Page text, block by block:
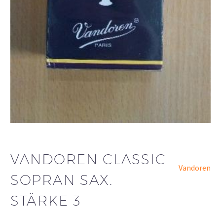
VANDOREN CLASSIC
SOPRAN SAX.
STÄRKE 3
Vandoren